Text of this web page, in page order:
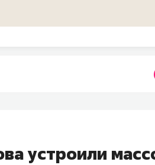
устроили